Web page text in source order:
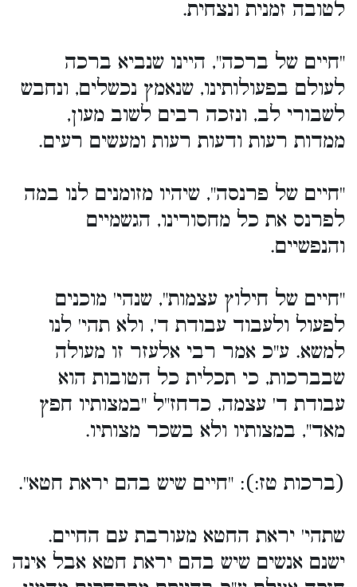
לטובה זמנית ונצחית.
"חיים של ברכה", היינו שנביא ברכה
לעולם בפעולותינו, שנאמץ נכשלים, ונחבש
לשבורי לב, ונזכה רבים לשוב מעון,
ממדות רעות ודעות רעות ומעשים רעים.
"חיים של פרנסה", שיהיו מזומנים לנו במה
לפרנס את כל מחסורינו, הגשמיים
והנפשיים.
"חיים של חילוץ עצמות", שנהי' מוכנים
לפעול ולעבוד עבודת ד', ולא תהי' לנו
למשא. ע"כ אמר רבי אלעזר זו מעולה
שבברכות, כי תכלית כל הטובות הוא
עבודת ד' עצמה, כדחז"ל "במצותיו חפץ
מאד", במצותיו ולא בשכר מצותיו.
(ברכות טז:): "חיים שיש בהם יראת חטא".
שתהי' יראת החטא מעורבת עם החיים.
ישנם אנשים שיש בהם יראת חטא אבל אינה